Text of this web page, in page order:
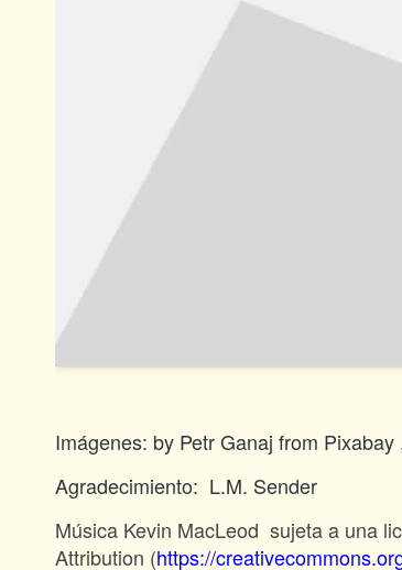
Imágenes: by Petr Ganaj from
Agradecimiento: L.M. Sender
Música Kevin MacLeod sujeta a una
Attribution (https://